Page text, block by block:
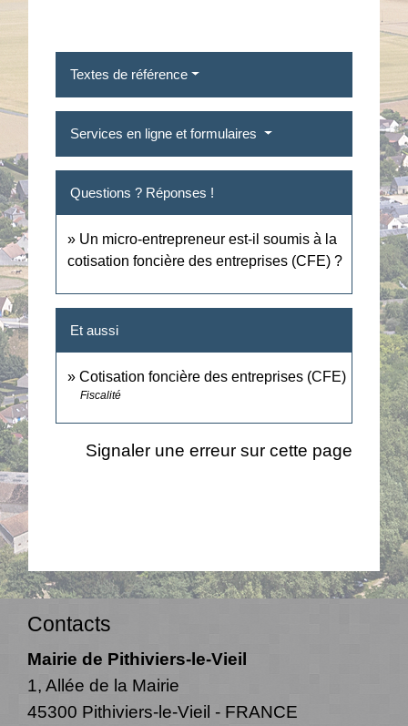
Textes de référence
Services en ligne et formulaires
Questions ? Réponses !
Un micro-entrepreneur est-il soumis à la
cotisation foncière des entreprises (CFE) ?
Et aussi
Cotisation foncière des entreprises (CFE)
Fiscalité
Signaler une erreur sur cette page
Contacts
Mairie de Pithiviers-le-Vieil
1, Allée de la Mairie
45300 Pithiviers-le-Vieil - FRANCE